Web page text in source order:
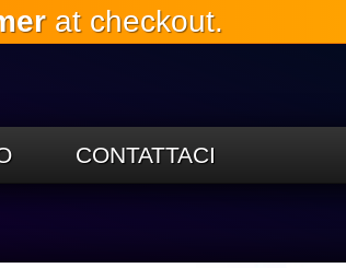
at checkout.
CONTATTACI